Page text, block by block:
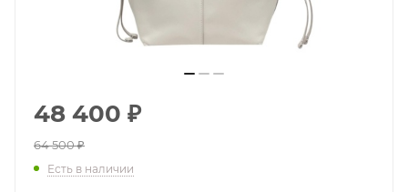
48 400 ₽
64 500₽
Есть в наличии